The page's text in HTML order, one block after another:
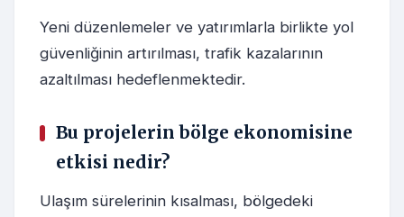
Yeni düzenlemeler ve yatırımlarla birlikte yol
güvenliğinin artırılması, trafik kazalarının
azaltılması hedeflenmektedir.
Bu projelerin bölge ekonomisine
etkisi nedir?
Ulaşım sürelerinin kısalması, bölgedeki